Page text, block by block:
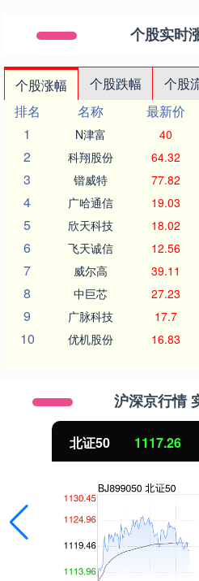
个股实时
个股涨幅 个股跌幅 个股
排名
名称 最新价
1
N津富 40
2 科翔股份 64.32
3 锴威特 77.82
4 广哈通信 19.03
5 欣天科技 18.02
6 飞天诚信 12.56
7 威尔高 39.11
8 中巨芯 27.23
9 广脉科技 17.7
10 优机股份 16.83
沪深京行情
北证50 1117.26